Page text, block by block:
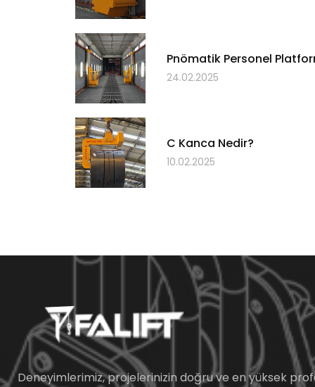
Pnömatik Personel
24.02.2025
C Kanca Nedir?
10.02.2025
Deneyimlerimiz, projelerinizin doğru ve en yüksek